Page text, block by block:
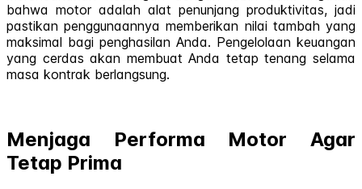
bahwa motor adalah alat penunjang produktivitas, jadi
pastikan penggunaannya memberikan nilai tambah yang
maksimal bagi penghasilan Anda. Pengelolaan keuangan
yang cerdas akan membuat Anda tetap tenang selama
masa kontrak berlangsung.
Menjaga Performa Motor Agar
Tetap Prima